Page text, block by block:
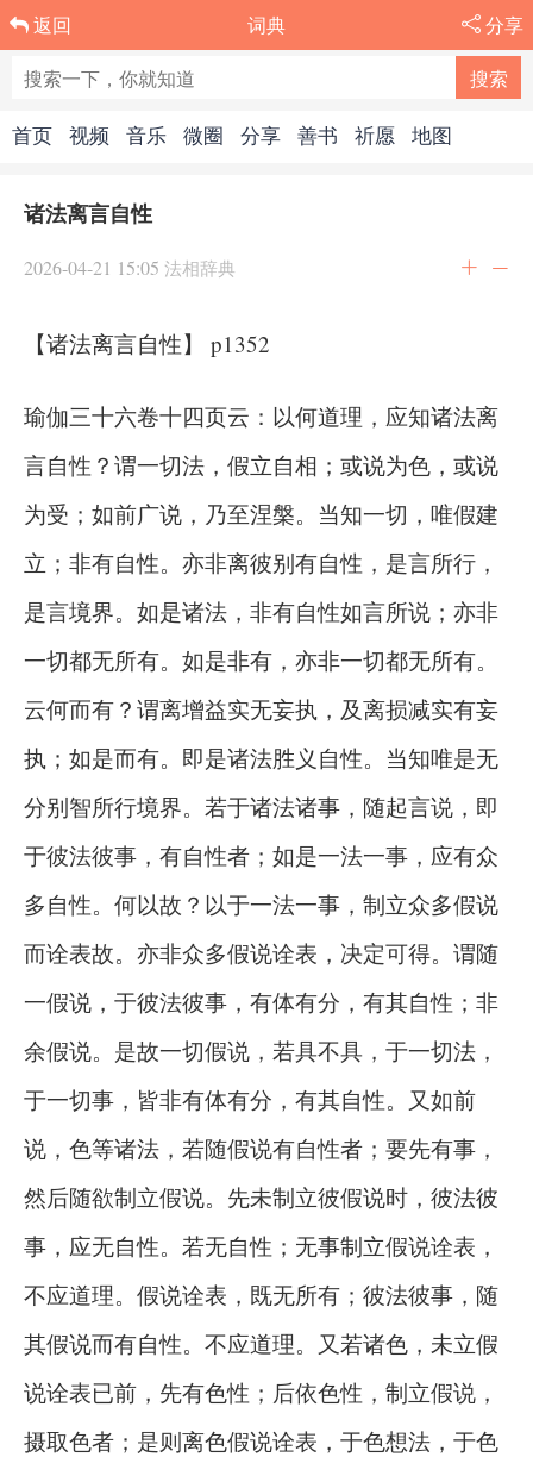
返回 词典 分享
首页 视频 音乐 微圈 分享 善书 祈愿 地图
诸法离言自性
2026-04-21 15:05 法相辞典
【诸法离言自性】 p1352
瑜伽三十六卷十四页云：以何道理，应知诸法离
言自性？谓一切法，假立自相；或说为色，或说
为受；如前广说，乃至涅槃。当知一切，唯假建
立；非有自性。亦非离彼别有自性，是言所行，
是言境界。如是诸法，非有自性如言所说；亦非
一切都无所有。如是非有，亦非一切都无所有。
云何而有？谓离增益实无妄执，及离损减实有妄
执；如是而有。即是诸法胜义自性。当知唯是无
分别智所行境界。若于诸法诸事，随起言说，即
于彼法彼事，有自性者；如是一法一事，应有众
多自性。何以故？以于一法一事，制立众多假说
而诠表故。亦非众多假说诠表，决定可得。谓随
一假说，于彼法彼事，有体有分，有其自性；非
余假说。是故一切假说，若具不具，于一切法，
于一切事，皆非有体有分，有其自性。又如前
说，色等诸法，若随假说有自性者；要先有事，
然后随欲制立假说。先未制立彼假说时，彼法彼
事，应无自性。若无自性；无事制立假说诠表，
不应道理。假说诠表，既无所有；彼法彼事，随
其假说而有自性。不应道理。又若诸色，未立假
说诠表已前，先有色性；后依色性，制立假说，
摄取色者；是则离色假说诠表，于色想法，于色